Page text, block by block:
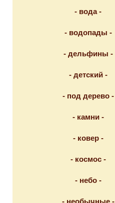
- вода -
- водопады -
- дельфины -
- детский -
- под дерево -
- камни -
- ковер -
- космос -
- небо -
- необычные -